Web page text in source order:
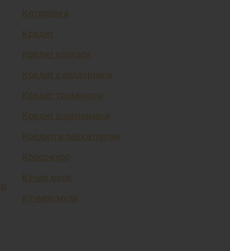
Котировка
Кредит
Кредит картаси
Кредит қарздорлиги
Кредит таъминоти
Кредит шартномаси
Кредитга лаёқатлилик
Кросс-курс
Кўчар мулк
Кўчмас мулк